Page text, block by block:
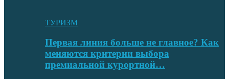
ТУРИЗМ
Первая линия больше не главное? Как
меняются критерии выбора
премиальной курортной…